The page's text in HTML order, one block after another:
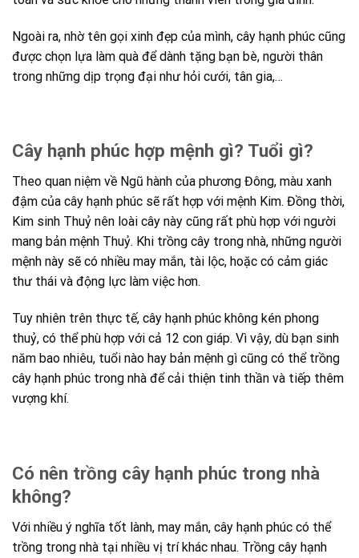
Ngoài ra, nhờ tên gọi xinh đẹp của mình, cây hạnh phúc cũng
được chọn lựa làm quà để dành tặng bạn bè, người thân
trong những dịp trọng đại như hỏi cưới, tân gia,…
Cây hạnh phúc hợp mệnh gì? Tuổi gì?
Theo quan niệm về Ngũ hành của phương Đông, màu xanh
đậm của cây hạnh phúc sẽ rất hợp với mệnh Kim. Đồng thời,
Kim sinh Thuỷ nên loài cây này cũng rất phù hợp với người
mang bản mệnh Thuỷ. Khi trồng cây trong nhà, những người
mệnh này sẽ có nhiều may mắn, tài lộc, hoặc có cảm giác
thư thái và động lực làm việc hơn.
Tuy nhiên trên thực tế, cây hạnh phúc không kén phong
thuỷ, có thể phù hợp với cả 12 con giáp. Vì vậy, dù bạn sinh
năm bao nhiêu, tuổi nào hay bản mệnh gì cũng có thể trồng
cây hạnh phúc trong nhà để cải thiện tinh thần và tiếp thêm
vượng khí.
Có nên trồng cây hạnh phúc trong nhà
không?
Với nhiều ý nghĩa tốt lành, may mắn, cây hạnh phúc có thể
trồng trong nhà tại nhiều vị trí khác nhau. Trồng cây hạnh